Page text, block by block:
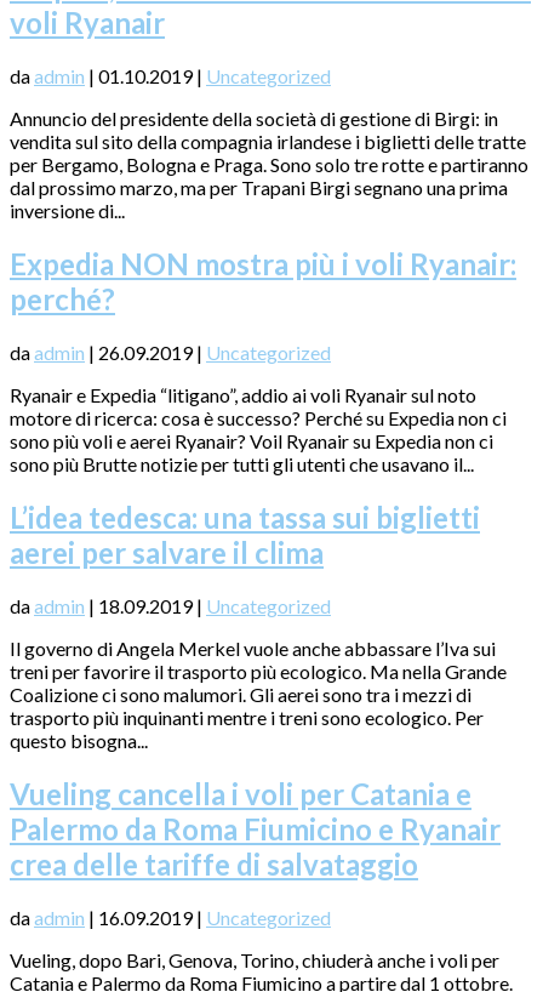
voli Ryanair
daadmin | 01.10.2019| Uncategorized
Annuncio del presidente della società di gestione di Birgi: in
vendita sul sito della compagnia irlandese i biglietti delle tratte
per Bergamo, Bologna e Praga. Sono solo tre rotte e partiranno
dal prossimo marzo, ma per Trapani Birgi segnano una prima
inversione di...
Expedia NON mostra più i voli Ryanair:
perché?
daadmin | 26.09.2019| Uncategorized
Ryanair e Expedia “litigano”, addio ai voli Ryanair sul noto
motore di ricerca: cosa è successo? Perché su Expedia non ci
sono più voli e aerei Ryanair? Voil Ryanair su Expedia non ci
sono più Brutte notizie per tutti gli utenti che usavano il...
L’idea tedesca: una tassa sui biglietti
aerei per salvare il clima
daadmin | 18.09.2019| Uncategorized
Il governo di Angela Merkel vuole anche abbassare l’Iva sui
treni per favorire il trasporto più ecologico. Ma nella Grande
Coalizione ci sono malumori. Gli aerei sono tra i mezzi di
trasporto più inquinanti mentre i treni sono ecologico. Per
questo bisogna...
Vueling cancella i voli per Catania e
Palermo da Roma Fiumicino e Ryanair
crea delle tariffe di salvataggio
daadmin | 16.09.2019| Uncategorized
Vueling, dopo Bari, Genova, Torino, chiuderà anche i voli per
Catania e Palermo da Roma Fiumicino a partire dal 1 ottobre.